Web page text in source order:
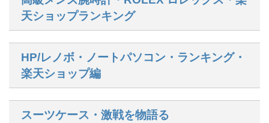
天ショップランキング
HP/レノボ・ノートパソコン・ランキング・
楽天ショップ編
スーツケース・激戦を物語る